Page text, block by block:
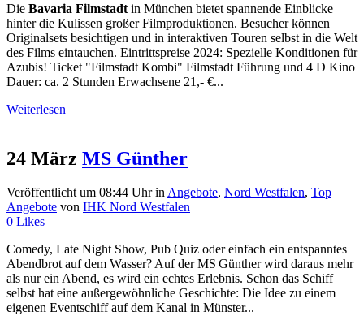
Die Bavaria Filmstadt in München bietet spannende Einblicke
hinter die Kulissen großer Filmproduktionen. Besucher können
Originalsets besichtigen und in interaktiven Touren selbst in die Welt
des Films eintauchen. Eintrittspreise 2024: Spezielle Konditionen für
Azubis! Ticket "Filmstadt Kombi" Filmstadt Führung und 4 D Kino
Dauer: ca. 2 Stunden Erwachsene 21,- €...
Weiterlesen
24 März MS Günther
Veröffentlicht um 08:44 UhrinAngebote, Nord Westfalen, Top
Angebote von IHK Nord Westfalen
0 Likes
Comedy, Late Night Show, Pub Quiz oder einfach ein entspanntes
Abendbrot auf dem Wasser? Auf der MS Günther wird daraus mehr
als nur ein Abend, es wird ein echtes Erlebnis. Schon das Schiff
selbst hat eine außergewöhnliche Geschichte: Die Idee zu einem
eigenen Eventschiff auf dem Kanal in Münster...